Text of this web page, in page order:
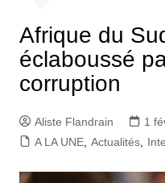
Afrique du
éclaboussé
corruption
Aliste Flandrain
1
A LA UNE, Actualités,